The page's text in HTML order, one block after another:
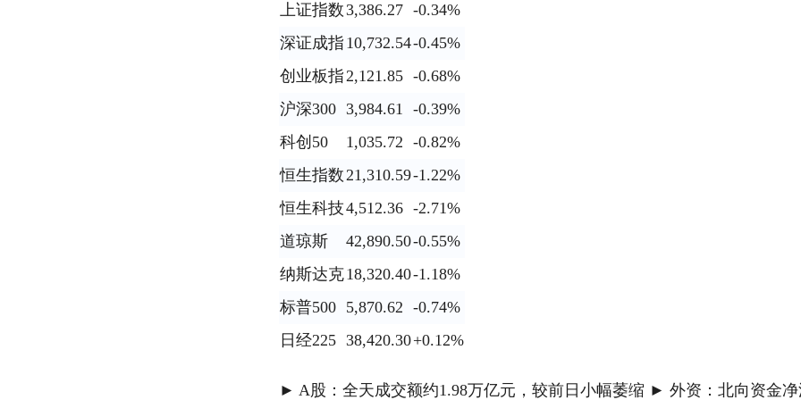
上证指数3,386.27 -0.34%
深证成指 10,732.54-0.45%
创业板指2,121.85 -0.68%
沪深300 3,984.61 -0.39%
科创50
1,035.72 -0.82%
恒生指数21,310.59-1.22%
恒生科技4,512.36 -2.71%
道琼斯
42,890.50-0.55%
纳斯达克18,320.40-1.18%
标普500 5,870.62 -0.74%
日经225 38,420.30+0.12%
► A股：全天成交额约1.98万亿元，较前日小幅萎缩 ► 外资：北向资金净